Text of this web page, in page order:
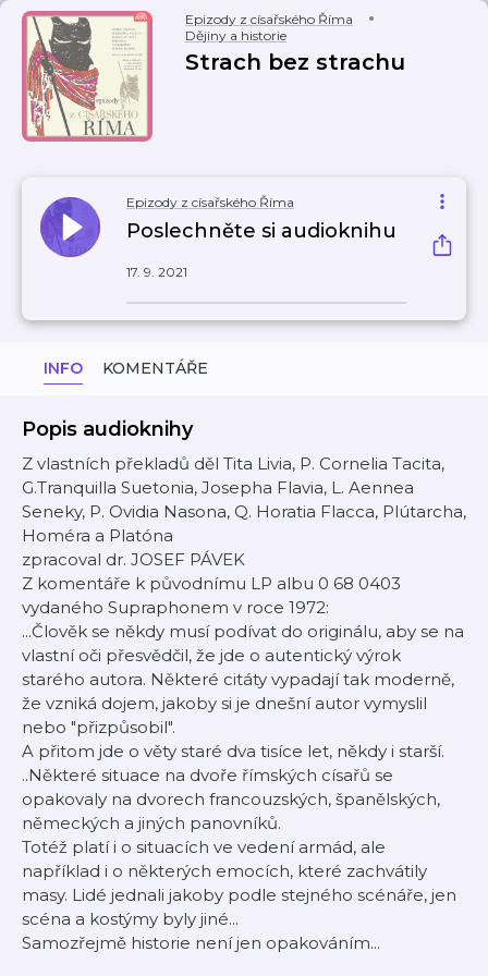
Epizody z císařského Říma
Dějiny a historie
Strach bez strachu
Epizody z císařského Říma
Poslechněte si audioknihu
17. 9. 2021
INFO KOMENTÁŘE
Popis audioknihy
Z vlastních překladů děl Tita Livia, P. Cornelia Tacita,
G.Tranquilla Suetonia, Josepha Flavia, L. Aennea
Seneky, P. Ovidia Nasona, Q. Horatia Flacca, Plútarcha,
Homéra a Platóna
zpracoval dr. JOSEF PÁVEK
Z komentáře k původnímu LP albu 0 68 0403
vydaného Supraphonem v roce 1972:
...Člověk se někdy musí podívat do originálu, aby se na
vlastní oči přesvědčil, že jde o autentický výrok
starého autora. Některé citáty vypadají tak moderně,
že vzniká dojem, jakoby si je dnešní autor vymyslil
nebo "přizpůsobil".
A přitom jde o věty staré dva tisíce let, někdy i starší.
..Některé situace na dvoře římských císařů se
opakovaly na dvorech francouzských, španělských,
německých a jiných panovníků.
Totéž platí i o situacích ve vedení armád, ale
například i o některých emocích, které zachvátily
masy. Lidé jednali jakoby podle stejného scénáře, jen
scéna a kostýmy byly jiné...
Samozřejmě historie není jen opakováním...